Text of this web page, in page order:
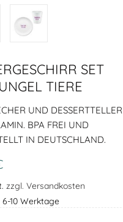
SET
TIERE
UND DESSERTTELLER
BPA FREI UND
IN DEUTSCHLAND.
zzgl. Versandkosten
6-10 Werktage